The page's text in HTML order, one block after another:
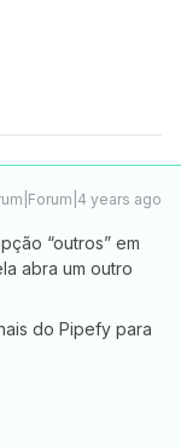
years ago
“outros” em
abra um outro
do Pipefy para